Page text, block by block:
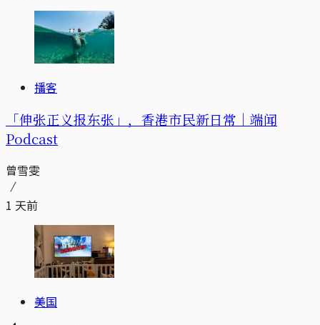
播客
「伸张正义报东张」，香港市民新日常｜端闻
Podcast
曾雪雯
1 天前
美国